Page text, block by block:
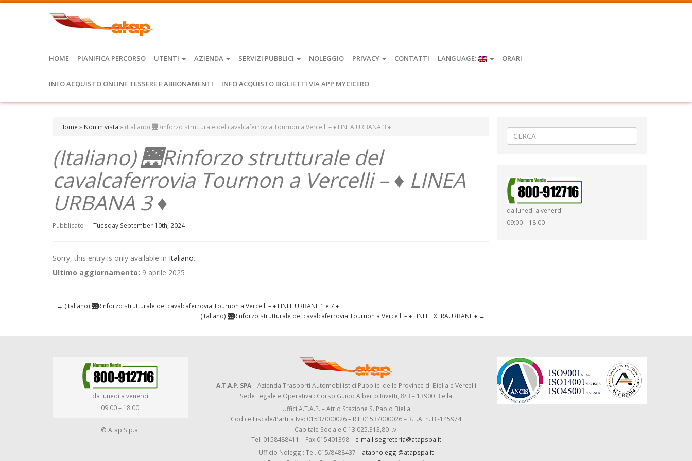
HOME PIANIFICA PERCORSO UTENTI AZIENDA SERVIZI PUBBLICI NOLEGGIO PRIVACY CONTATTI LANGUAGE: ORARI
INFO ACQUISTO ONLINE TESSERE E ABBONAMENTI INFO ACQUISTO BIGLIETTI VIA APP MYCICERO
Home » Non in vista » (Italiano) 🌉Rinforzo strutturale del cavalcaferrovia Tournon a Vercelli – ♦ LINEA URBANA 3 ♦
(Italiano) 🌉Rinforzo strutturale del
cavalcaferrovia Tournon a Vercelli – ♦ LINEA
URBANA 3 ♦
Pubblicato il : Tuesday September 10th, 2024
Sorry, this entry is only available in Italiano.
Ultimo aggiornamento: 9 aprile 2025
← (Italiano) 🌉Rinforzo strutturale del cavalcaferrovia Tournon a Vercelli – ♦ LINEE URBANE 1 e 7 ♦
(Italiano) 🌉Rinforzo strutturale del cavalcaferrovia Tournon a Vercelli – ♦ LINEE EXTRAURBANE ♦ →
da lunedì a venerdì
09:00 – 18:00
da lunedì a venerdì
09:00 – 18:00
© Atap S.p.a.
A.T.A.P. SPA– Azienda Trasporti Automobilistici Pubblici delle Province di Biella e Vercelli
Sede Legale e Operativa : Corso Guido Alberto Rivetti, 8/B – 13900 Biella
Uffici A.T.A.P. – Atrio Stazione S. Paolo Biella
Codice Fiscale/Partita Iva: 01537000026 – R.I. 01537000026 – R.E.A. n. BI-145974
Capitale Sociale € 13.025.313,80 i.v.
Tel. 0158488411 – Fax 015401398 – e-mail segreteria@atapspa.it
Ufficio Noleggi: Tel. 015/8488437 – atapnoleggi@atapspa.it